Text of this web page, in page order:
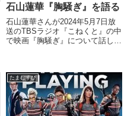
石山蓮華『胸騒ぎ』を語る
石山蓮華さんが2024年5月7日放
送のTBSラジオ『こねくと』の中
で映画『胸騒ぎ』について話して
たまむすび